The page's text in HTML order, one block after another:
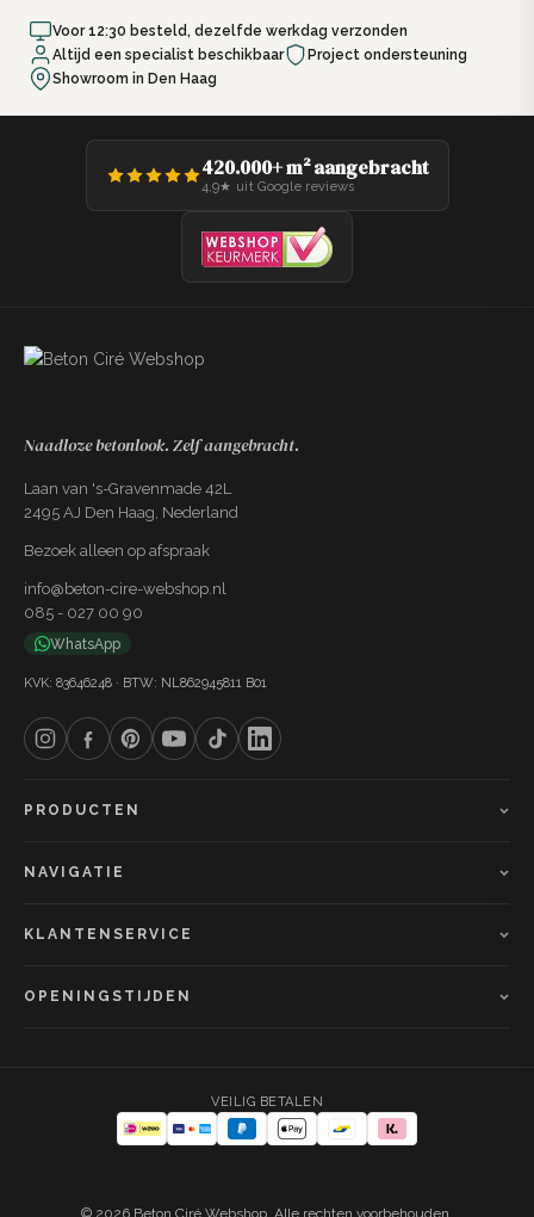
tape, 2x verfbak, vachtroller
Voor 12:30 besteld, dezelfde werkdag verzonden
Altijd een specialist beschikbaar
Project ondersteuning
Showroom in Den Haag
420.000+ m² aangebracht
4,9★ uit Google reviews
Naadloze betonlook. Zelf aangebracht.
Laan van 's-Gravenmade 42L
2495 AJ Den Haag, Nederland
Bezoek alleen op afspraak
info@beton-cire-webshop.nl
085 - 027 00 90
WhatsApp
KVK: 83646248 · BTW: NL862945811 B01
PRODUCTEN
NAVIGATIE
KLANTENSERVICE
OPENINGSTIJDEN
VEILIG BETALEN
© 2026 Beton Ciré Webshop. Alle rechten voorbehouden.